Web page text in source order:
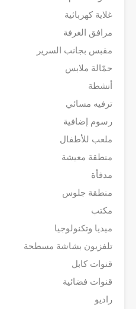
غلاية كهربائية
مرافق الغرفة
مقبس بجانب السرير
حمّالة ملابس
أنشطة
ترفيه مسائي
رسوم إضافية
ملعب للأطفال
منطقة معيشة
مدفأة
منطقة جلوس
مكتب
ميديا وتكنولوجيا
تلفزيون بشاشة مسطحة
قنوات كابل
قنوات فضائية
راديو